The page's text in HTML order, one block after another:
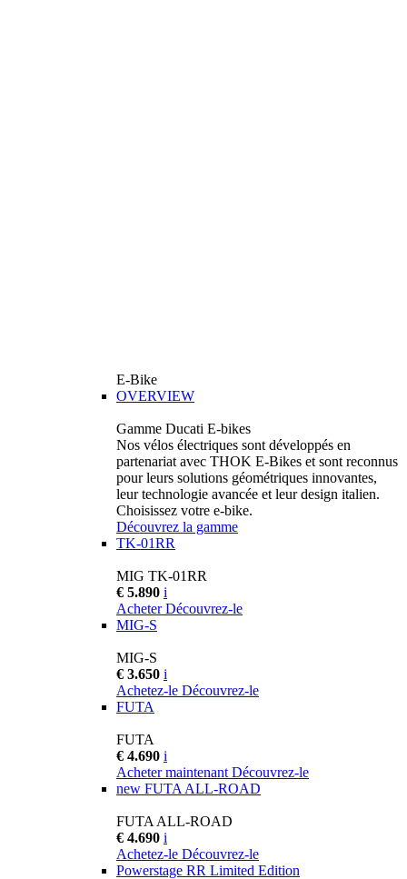
E-Bike
OVERVIEW
Gamme Ducati E-bikes
Nos vélos électriques sont développés en
partenariat avec THOK E-Bikes et sont reconnus
pour leurs solutions géométriques innovantes,
leur technologie avancée et leur design italien.
Choisissez votre e-bike.
Découvrez la gamme
TK-01RR
MIG TK-01RR
€ 5.890 i
Acheter Découvrez-le
MIG-S
MIG-S
€ 3.650 i
Achetez-le Découvrez-le
FUTA
FUTA
€ 4.690 i
Acheter maintenant Découvrez-le
new FUTA ALL-ROAD
FUTA ALL-ROAD
€ 4.690 i
Achetez-le Découvrez-le
Powerstage RR Limited Edition